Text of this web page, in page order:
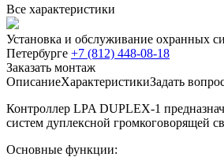
Все характеристики
Установка и обслуживание охранных
Петербурге +7 (812) 448-08-18
Заказать монтаж
ОписаниеХарактеристикиЗадать
Контроллер LPA DUPLEX-1
систем дуплексной громкоговорящей
Основные функции: